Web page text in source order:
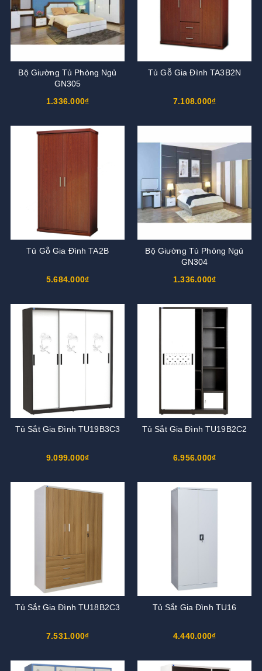
Bộ Giường Tủ Phòng Ngủ
GN305
1.336.000₫
Tủ Gỗ Gia Đình TA3B2N
7.108.000₫
Tủ Gỗ Gia Đình TA2B
5.684.000₫
Bộ Giường Tủ Phòng Ngủ
GN304
1.336.000₫
Tủ Sắt Gia Đình TU19B3C3
9.099.000₫
Tủ Sắt Gia Đình TU19B2C2
6.956.000₫
Tủ Sắt Gia Đình TU18B2C3
7.531.000₫
Tủ Sắt Gia Đình TU16
4.440.000₫